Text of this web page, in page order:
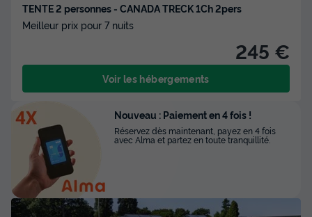
TENTE 2 personnes - CANADA TRECK 1Ch 2pers
Meilleur prix pour 7 nuits
245 €
Voir les hébergements
Nouveau : Paiement en 4 fois !
Réservez dès maintenant, payez en 4 fois
avec Alma et partez en toute tranquillité.